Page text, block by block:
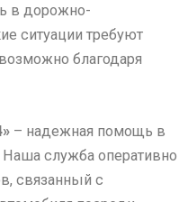
в дорожно-
ситуации требуют
благодаря
– надежная помощь в
Наша служба оперативно
связанный с